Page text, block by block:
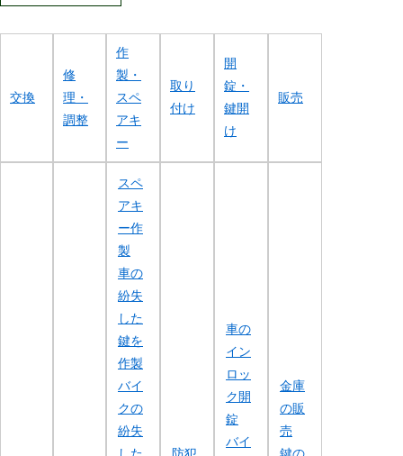
交換
修
理・
調整
作
製・
スペ
アキ
ー
取り
付け
開
錠・
鍵開
け
販売
スペ
アキ
ー作
製
車の
紛失
した
鍵を
作製
バイ
クの
紛失
車の
イン
ロッ
ク開
錠
バイ
金庫
の販
売